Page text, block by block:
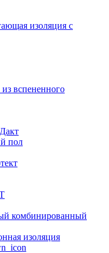
изоляция с
вспененного
пол
комбинированный
изоляция